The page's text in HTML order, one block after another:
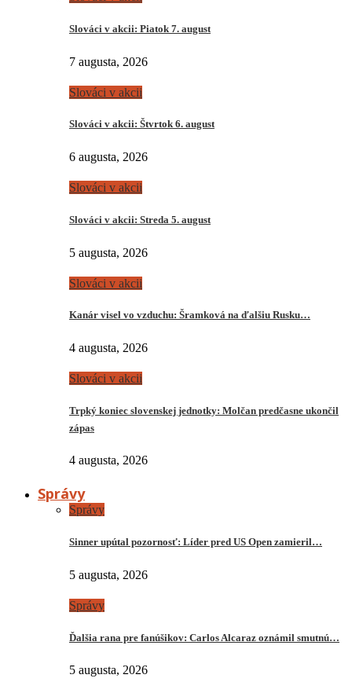
Slováci v akcii: Piatok 7. august
7 augusta, 2026
Slováci v akcii
Slováci v akcii: Štvrtok 6. august
6 augusta, 2026
Slováci v akcii
Slováci v akcii: Streda 5. august
5 augusta, 2026
Slováci v akcii
Kanár visel vo vzduchu: Šramková na ďalšiu Rusku…
4 augusta, 2026
Slováci v akcii
Trpký koniec slovenskej jednotky: Molčan predčasne ukončil
zápas
4 augusta, 2026
Správy
Správy
Sinner upútal pozornosť: Líder pred US Open zamieril…
5 augusta, 2026
Správy
Ďalšia rana pre fanúšikov: Carlos Alcaraz oznámil smutnú…
5 augusta, 2026